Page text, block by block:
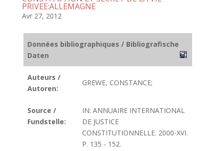
PRIVEE:ALLEMAGNE
Avr 27, 2012
Données bibliographiques / Bibliografische
Daten
Auteurs /
Autoren:
GREWE, CONSTANCE;
Source /
Fundstelle:
IN: ANNUAIRE INTERNATIONAL
DE JUSTICE
CONSTITUTIONNELLE. 2000-XVI.
P. 135 - 152.